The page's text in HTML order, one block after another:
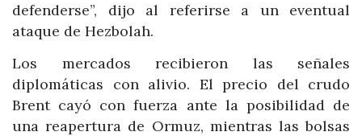
defenderse”, dijo al referirse a un eventual
ataque de Hezbolah.
Los mercados recibieron las señales
diplomáticas con alivio. El precio del crudo
Brent cayó con fuerza ante la posibilidad de
una reapertura de Ormuz, mientras las bolsas